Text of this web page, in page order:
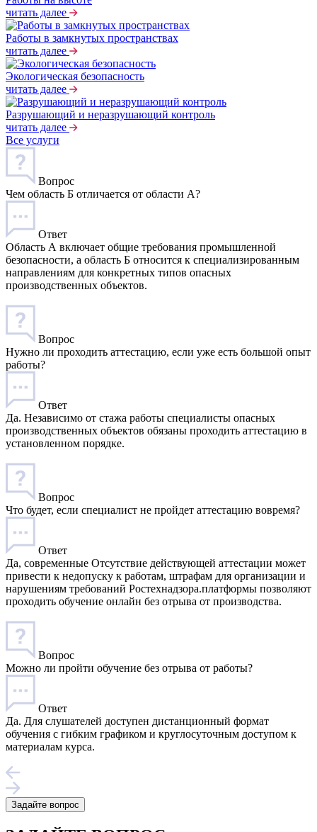
читать далее
Работы в замкнутых пространствах
читать далее
Экологическая безопасность
читать далее
Разрушающий и неразрушающий контроль
читать далее
Все услуги
Вопрос
Чем область Б отличается от области А?
Ответ
Область А включает общие требования промышленной
безопасности, а область Б относится к специализированным
направлениям для конкретных типов опасных
производственных объектов.
Вопрос
Нужно ли проходить аттестацию, если уже есть большой опыт
работы?
Ответ
Да. Независимо от стажа работы специалисты опасных
производственных объектов обязаны проходить аттестацию в
установленном порядке.
Вопрос
Что будет, если специалист не пройдет аттестацию вовремя?
Ответ
Да, современные Отсутствие действующей аттестации может
привести к недопуску к работам, штрафам для организации и
нарушениям требований Ростехнадзора.платформы позволяют
проходить обучение онлайн без отрыва от производства.
Вопрос
Можно ли пройти обучение без отрыва от работы?
Ответ
Да. Для слушателей доступен дистанционный формат
обучения с гибким графиком и круглосуточным доступом к
материалам курса.
Задайте вопрос